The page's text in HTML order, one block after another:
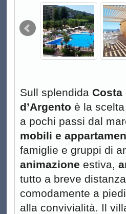
Sull splendida Costa
d’Argento è la
a pochi passi dal
mobili e
famiglie e gruppi di
animazione estiva,
tutto a breve
comodamente a
alla convivialità. Il